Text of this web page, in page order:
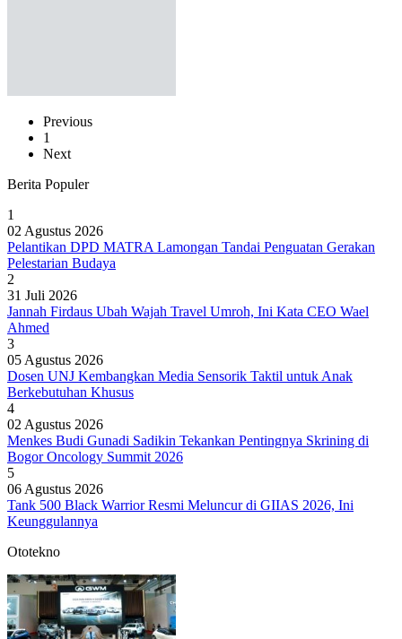
Previous
1
Next
Berita Populer
1
02 Agustus 2026
Pelantikan DPD MATRA Lamongan Tandai Penguatan Gerakan
Pelestarian Budaya
2
31 Juli 2026
Jannah Firdaus Ubah Wajah Travel Umroh, Ini Kata CEO Wael
Ahmed
3
05 Agustus 2026
Dosen UNJ Kembangkan Media Sensorik Taktil untuk Anak
Berkebutuhan Khusus
4
02 Agustus 2026
Menkes Budi Gunadi Sadikin Tekankan Pentingnya Skrining di
Bogor Oncology Summit 2026
5
06 Agustus 2026
Tank 500 Black Warrior Resmi Meluncur di GIIAS 2026, Ini
Keunggulannya
Ototekno